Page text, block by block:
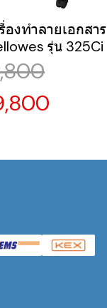
องทำลายเอกสาร
รุ่น 325Ci